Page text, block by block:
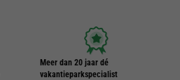
Meer dan 20 jaar dé
vakantieparkspecialist